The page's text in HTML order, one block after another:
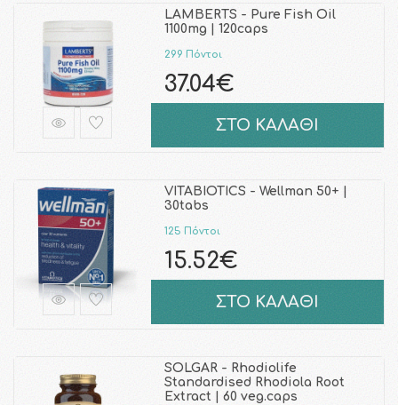
LAMBERTS - Pure Fish Oil
1100mg | 120caps
299 Πόντοι
37.04€
ΣΤΟ ΚΑΛΑΘΙ
VITABIOTICS - Wellman 50+ |
30tabs
125 Πόντοι
15.52€
ΣΤΟ ΚΑΛΑΘΙ
SOLGAR - Rhodiolife
Standardised Rhodiola Root
Extract | 60 veg.caps